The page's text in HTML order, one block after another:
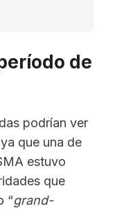
de
podrían ver
que una de
estuvo
que
“grand-